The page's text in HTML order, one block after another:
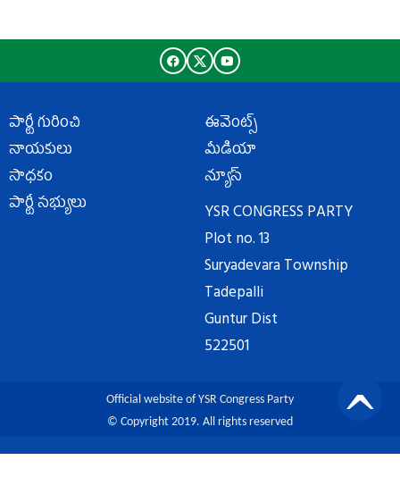
పార్టీ గురించి
నాయకులు
సాధకం
పార్టీ సభ్యులు
ఈవెంట్స్
మీడియా
న్యూస్
YSR CONGRESS PARTY
Plot no. 13
Suryadevara Township
Tadepalli
Guntur Dist
522501
Official website of YSR Congress Party
© Copyright 2019. All rights reserved